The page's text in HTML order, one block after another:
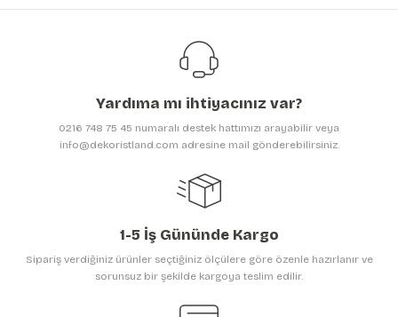
Görüş ve önerileriniz için teşekkür ederiz.
Ürün resmi kalitesiz, bozuk veya görüntülenemiyor.
Ürün bilgilerinde hatalar bulunuyor.
Gönder
Yardıma mı ihtiyacınız var?
0216 748 75 45 numaralı destek hattımızı arayabilir veya
info@dekoristland.com adresine mail gönderebilirsiniz.
1-5 İş Gününde Kargo
Sipariş verdiğiniz ürünler seçtiğiniz ölçülere göre özenle hazırlanır ve
sorunsuz bir şekilde kargoya teslim edilir.